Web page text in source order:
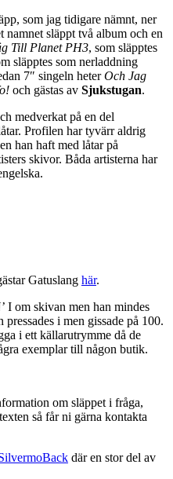
som jag tidigare nämnt, ner
släppt två album och en
Till Planet PH3, som släpptes
släpptes som nerladdning
7″ singeln heterOch Jag
och gästas av Sjukstugan.
medverkat på en del
Profilen har tyvärr aldrig
han haft med låtar på
skivor. Båda artisterna har
Gatuslang här.
I om skivan men han mindes
i men gissade på 100.
i ett källarutrymme då de
exemplar till någon butik.
om släppet i fråga,
så får ni gärna kontakta
där en stor del av